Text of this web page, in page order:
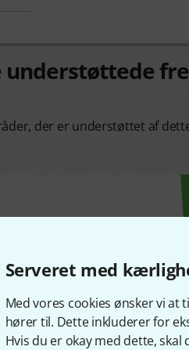
Serveret med
Med vores cookies ønsker vi at
hører til. Dette inkluderer for
Hvis du er okay med dette,
understøttede
der er understøttet af